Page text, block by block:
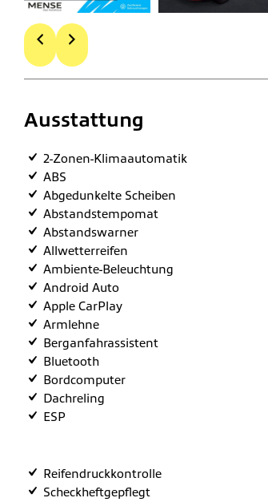
Ausstattung
2-Zonen-Klimaautomatik
ABS
Abgedunkelte Scheiben
Abstandstempomat
Abstandswarner
Allwetterreifen
Ambiente-Beleuchtung
Android Auto
Apple CarPlay
Armlehne
Berganfahrassistent
Bluetooth
Bordcomputer
Dachreling
ESP
Reifendruckkontrolle
Scheckheftgepflegt